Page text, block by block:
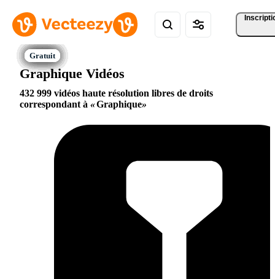
Graphique Vidéos
432 999 vidéos haute résolution libres de droits
correspondant à
Graphique